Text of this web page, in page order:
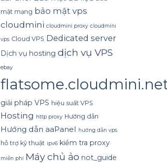
mật mạng bảo mật vps
cloudmini cloudmini proxy cloudmini
vps Cloud VPS Dedicated server
Dịch vụ hosting dịch vụ VPS
ebay
giải pháp VPS hiệu suất VPS
Hosting http proxy Hướng dẫn
Hướng dẫn aaPanel hướng dẫn vps
hỗ trợ kỹ thuật ipv6 kiểm tra proxy
miễn phí Máy chủ ảo not_guide